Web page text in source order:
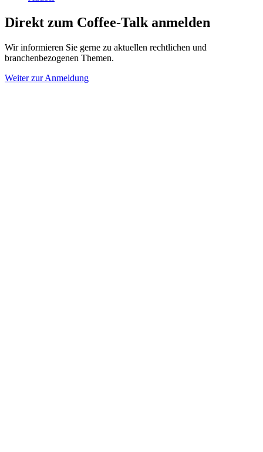
Direkt zum Coffee-Talk anmelden
Wir informieren Sie gerne zu aktuellen rechtlichen und
branchenbezogenen Themen.
Weiter zur Anmeldung